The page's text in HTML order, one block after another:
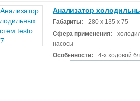
Анализатор
Габариты:
280 x 135 x 75
Сфера применения:
насосы
Особенности:
4-х ходовой